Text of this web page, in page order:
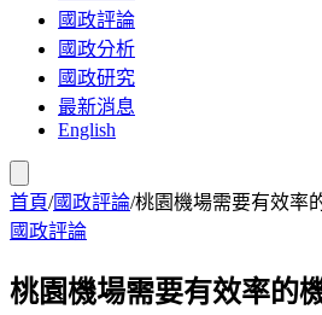
國政評論
國政分析
國政研究
最新消息
English
首頁/國政評論/桃園機場需要有效率
國政評論
桃園機場需要有效率的